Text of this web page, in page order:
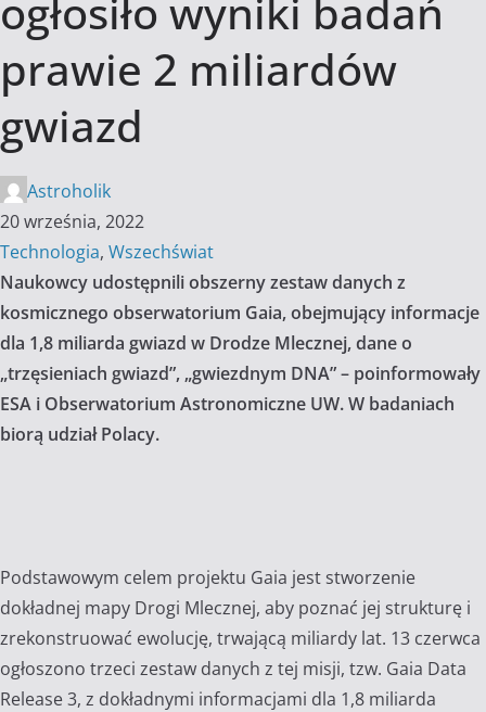
ogłosiło wyniki badań
prawie 2 miliardów
gwiazd
Astroholik
20 września, 2022
Technologia, Wszechświat
Naukowcy udostępnili obszerny zestaw danych z
kosmicznego obserwatorium Gaia, obejmujący informacje
dla 1,8 miliarda gwiazd w Drodze Mlecznej, dane o
„trzęsieniach gwiazd”, „gwiezdnym DNA” – poinformowały
ESA i Obserwatorium Astronomiczne UW. W badaniach
biorą udział Polacy.
Podstawowym celem projektu Gaia jest stworzenie
dokładnej mapy Drogi Mlecznej, aby poznać jej strukturę i
zrekonstruować ewolucję, trwającą miliardy lat. 13 czerwca
ogłoszono trzeci zestaw danych z tej misji, tzw. Gaia Data
Release 3, z dokładnymi informacjami dla 1,8 miliarda